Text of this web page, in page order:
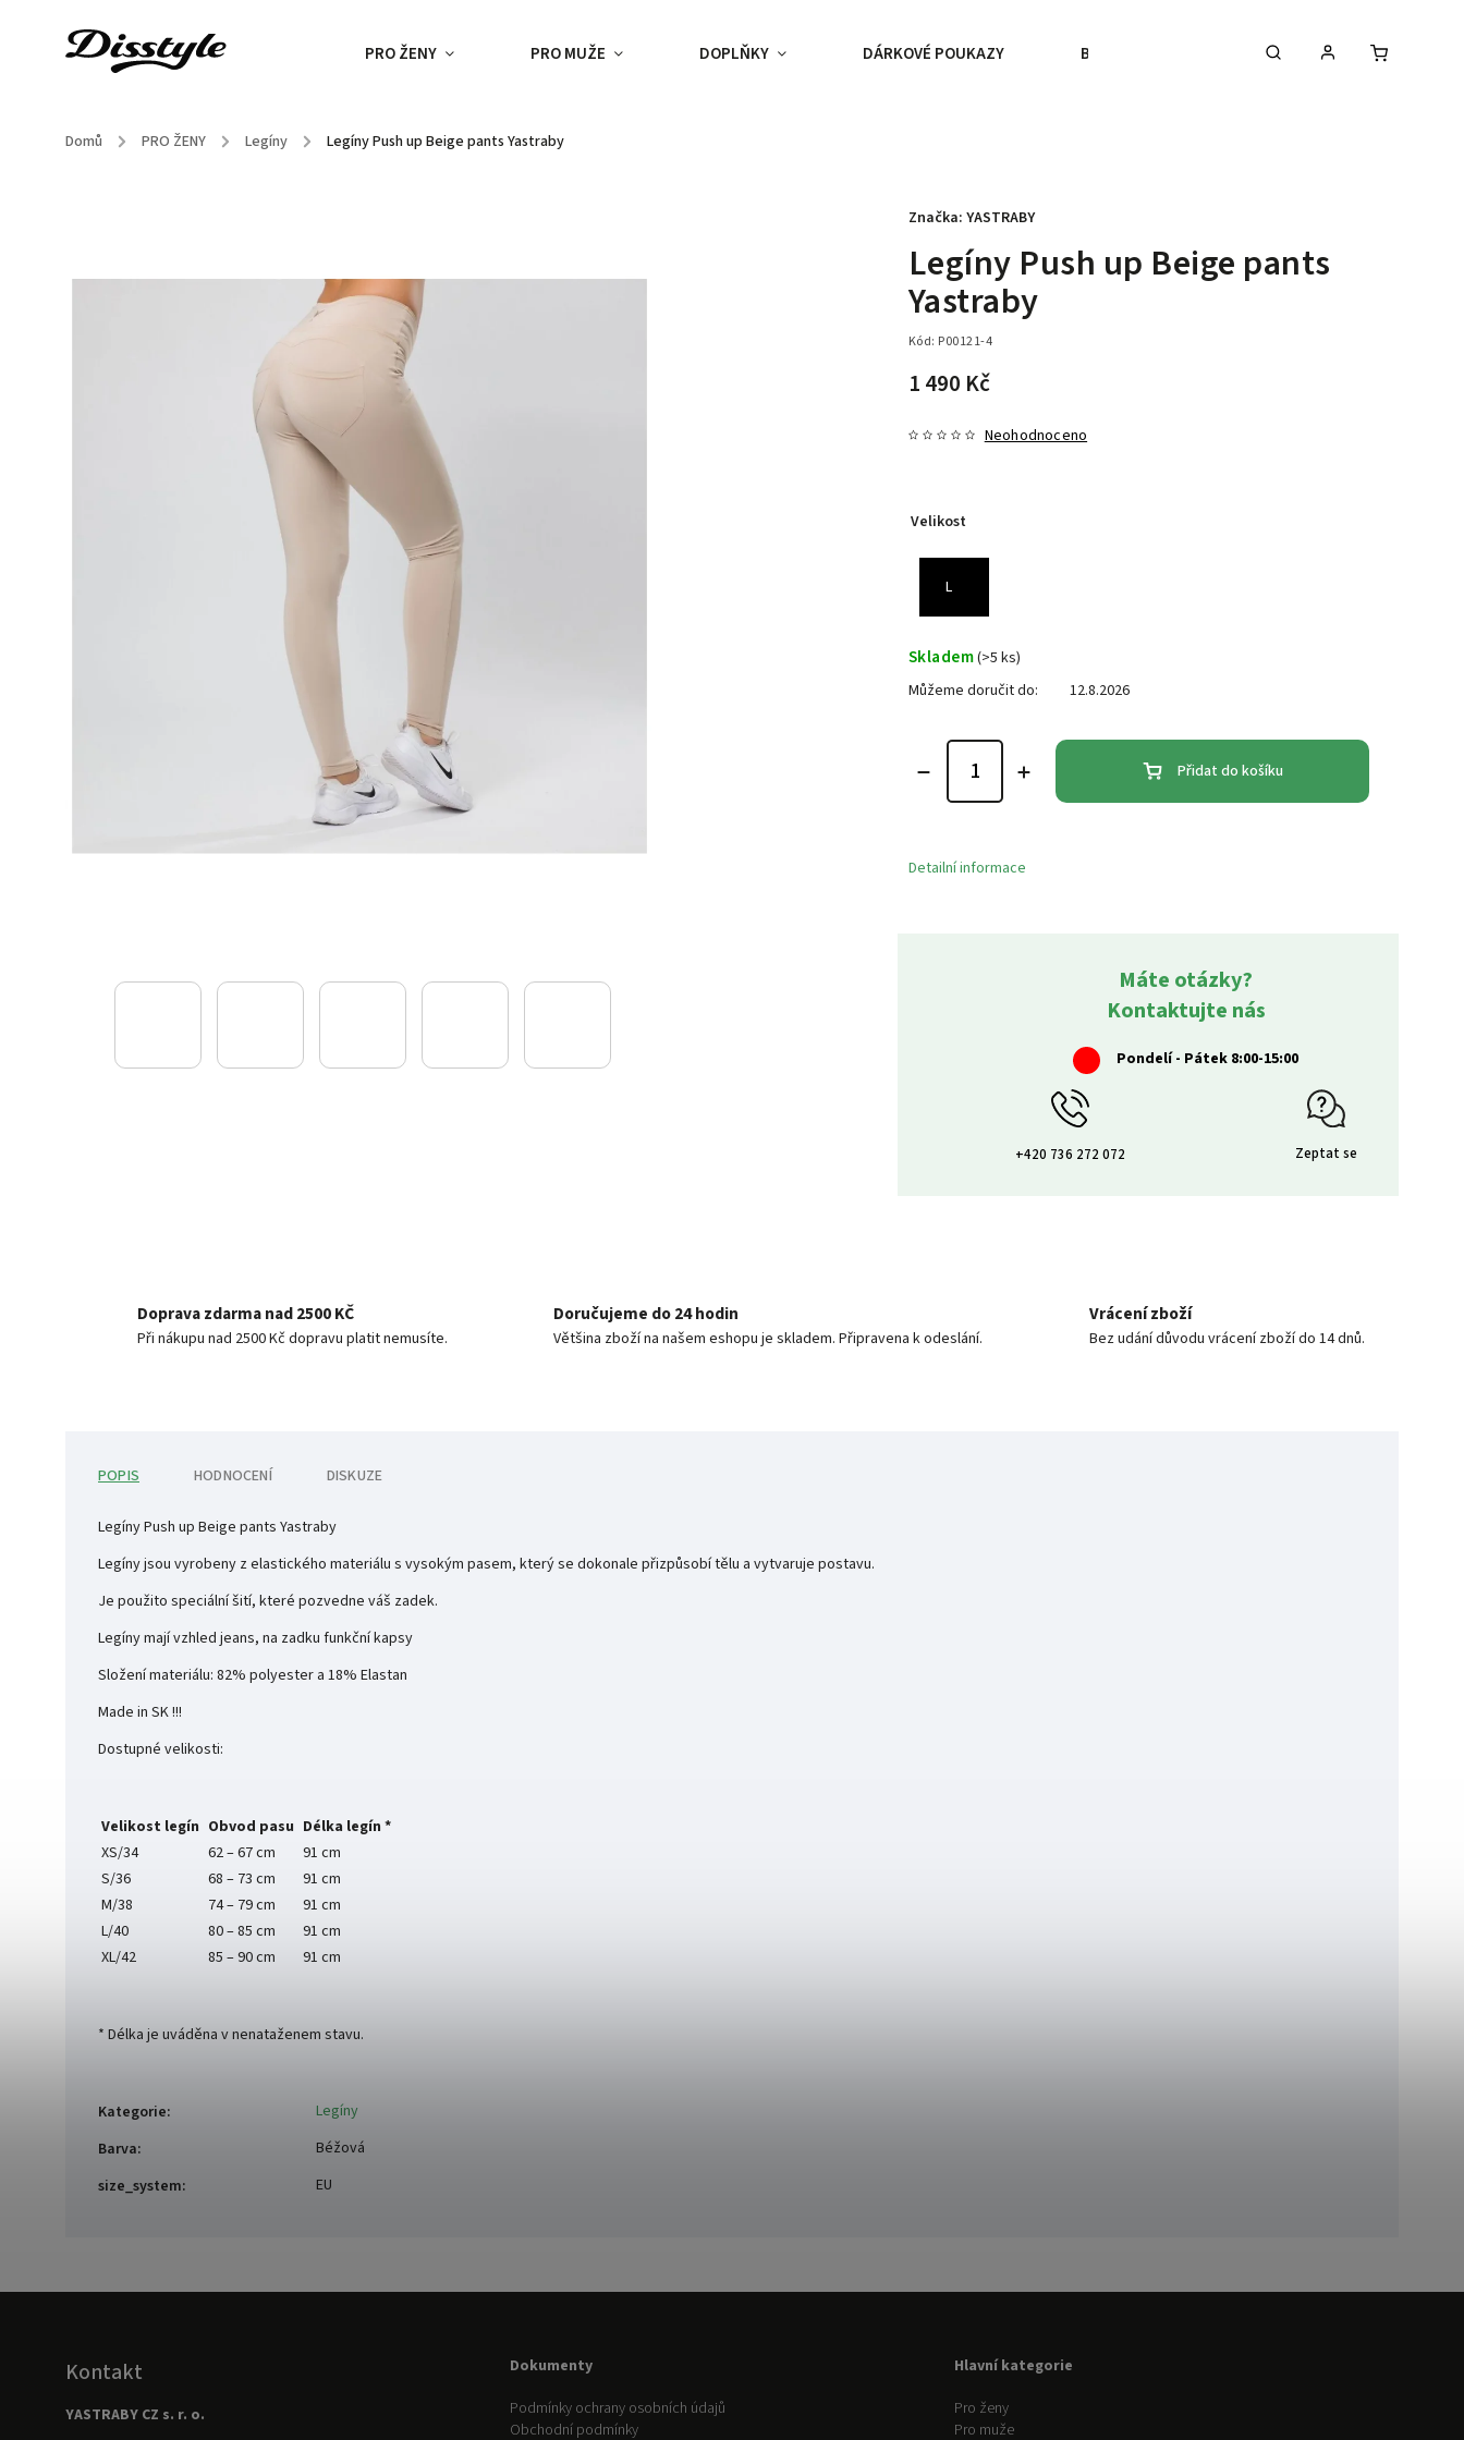
PRO ŽENY PRO MUŽE DOPLŇKY DÁRKOVÉ POUKAZY BLACK FRIDAY VÝPRODEJ
Domů / PRO ŽENY / Legíny / Legíny Push up Beige pants Yastraby
Legíny Push up Beige pants
Yastraby
Kód: P00121-4
1 490 Kč
Neohodnoceno
Značka: YASTRABY
Velikost
L
Skladem(>5 ks)
Můžeme doručit do:
12.8.2026
Přidat do košíku
Detailní informace
Máte otázky?
Kontaktujte nás
Pondelí - Pátek 8:00-15:00
+420 736 272 072 Zeptat se
Doprava zdarma nad 2500 KČ
Při nákupu nad 2500 Kč dopravu platit nemusíte.
Doručujeme do 24 hodin
Většina zboží na našem eshopu je skladem. Připravena k odeslání.
Vrácení zboží
Bez udání důvodu vrácení zboží do 14 dnů.
POPIS HODNOCENÍ DISKUZE
Legíny Push up Beige pants Yastraby
Legíny jsou vyrobeny z elastického materiálu s vysokým pasem, který se dokonale přizpůsobí tělu a vytvaruje postavu.
Je použito speciální šití, které pozvedne váš zadek.
Legíny mají vzhled jeans, na zadku funkční kapsy
Složení materiálu: 82% polyester a 18% Elastan
Made in SK !!!
Dostupné velikosti:
Velikost legín Obvod pasu Délka legín *
XS/34
62 – 67 cm
91 cm
S/36
68 – 73 cm
91 cm
M/38
74 – 79 cm
91 cm
L/40
80 – 85 cm
91 cm
XL/42
85 – 90 cm 91 cm
* Délka je uváděna v nenataženem stavu.
Kategorie:
Legíny
Barva:
Béžová
size_system: EU
Kontakt
YASTRABY CZ s. r. o.
Dokumenty
Podmínky ochrany osobních údajů
Obchodní podmínky
Hlavní kategorie
Pro ženy
Pro muže